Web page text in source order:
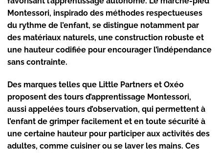
Montessori, inspirado des méthodes respectueuses
du rythme de l’enfant, se distingue notamment par
des matériaux naturels, une construction robuste et
une hauteur codifiée pour encourager l’indépendance
sans contrainte.
Des marques telles que Little Partners et Oxéo
proposent des tours d’apprentissage Montessori,
aussi appelées tours d’observation, qui permettent à
l’enfant de grimper facilement et en toute sécurité à
une certaine hauteur pour participer aux activités des
adultes, comme cuisiner ou se laver les mains. Ces